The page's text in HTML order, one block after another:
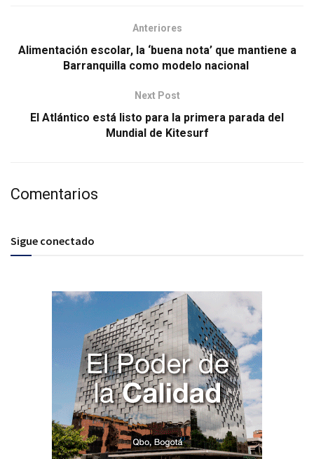
Anteriores
Alimentación escolar, la ‘buena nota’ que mantiene a
Barranquilla como modelo nacional
Next Post
El Atlántico está listo para la primera parada del
Mundial de Kitesurf
Comentarios
Sigue conectado